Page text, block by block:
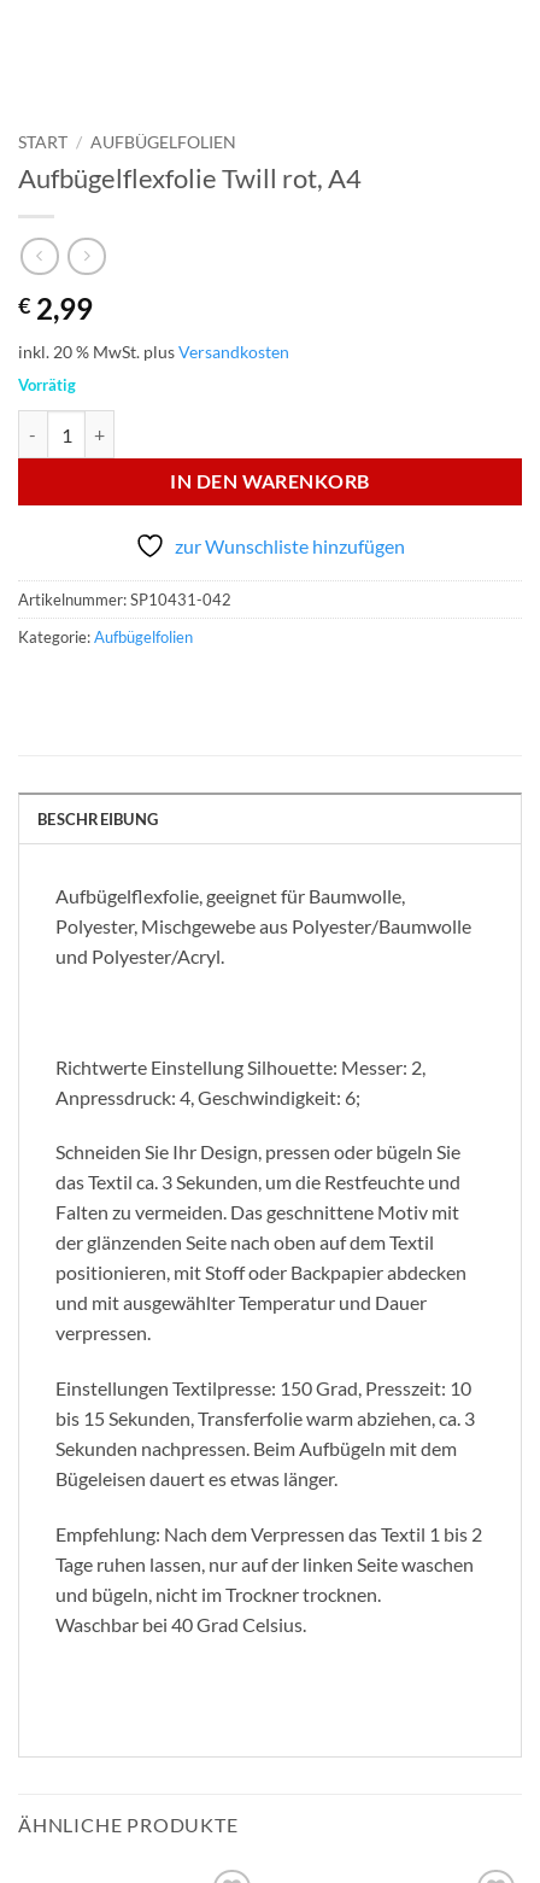
START / AUFBÜGELFOLIEN
Aufbügelflexfolie Twill rot, A4
€ 2,99
inkl. 20 % MwSt. plusVersandkosten
Vorrätig
IN DEN WARENKORB
zur Wunschliste hinzufügen
Artikelnummer:SP10431-042
Kategorie:Aufbügelfolien
BESCHREIBUNG
Aufbügelflexfolie, geeignet für Baumwolle,
Polyester, Mischgewebe aus Polyester/Baumwolle
und Polyester/Acryl.
Richtwerte Einstellung Silhouette: Messer: 2,
Anpressdruck: 4, Geschwindigkeit: 6;
Schneiden Sie Ihr Design, pressen oder bügeln Sie
das Textil ca. 3 Sekunden, um die Restfeuchte und
Falten zu vermeiden. Das geschnittene Motiv mit
der glänzenden Seite nach oben auf dem Textil
positionieren, mit Stoff oder Backpapier abdecken
und mit ausgewählter Temperatur und Dauer
verpressen.
Einstellungen Textilpresse: 150 Grad, Presszeit: 10
bis 15 Sekunden, Transferfolie warm abziehen, ca. 3
Sekunden nachpressen. Beim Aufbügeln mit dem
Bügeleisen dauert es etwas länger.
Empfehlung: Nach dem Verpressen das Textil 1 bis 2
Tage ruhen lassen, nur auf der linken Seite waschen
und bügeln, nicht im Trockner trocknen.
Waschbar bei 40 Grad Celsius.
ÄHNLICHE PRODUKTE